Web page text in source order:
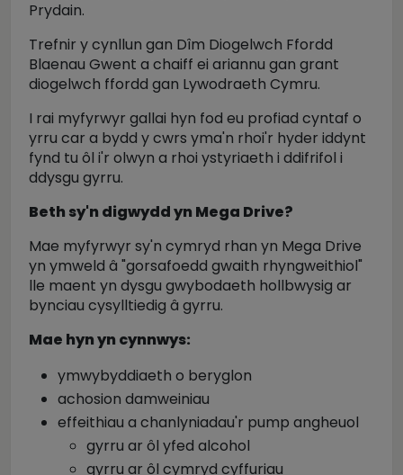
Prydain.
Trefnir y cynllun gan Dîm Diogelwch Ffordd
Blaenau Gwent a chaiff ei ariannu gan grant
diogelwch ffordd gan Lywodraeth Cymru.
I rai myfyrwyr gallai hyn fod eu profiad cyntaf o
yrru car a bydd y cwrs yma'n rhoi'r hyder iddynt
fynd tu ôl i'r olwyn a rhoi ystyriaeth i ddifrifol i
ddysgu gyrru.
Beth sy'n digwydd yn Mega Drive?
Mae myfyrwyr sy'n cymryd rhan yn Mega Drive
yn ymweld â "gorsafoedd gwaith rhyngweithiol"
lle maent yn dysgu gwybodaeth hollbwysig ar
bynciau cysylltiedig â gyrru.
Mae hyn yn cynnwys:
ymwybyddiaeth o beryglon
achosion damweiniau
effeithiau a chanlyniadau'r pump angheuol
gyrru ar ôl yfed alcohol
gyrru ar ôl cymryd cyffuriau